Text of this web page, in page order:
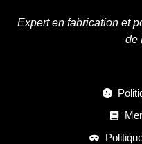
Expert en fabrication et
de